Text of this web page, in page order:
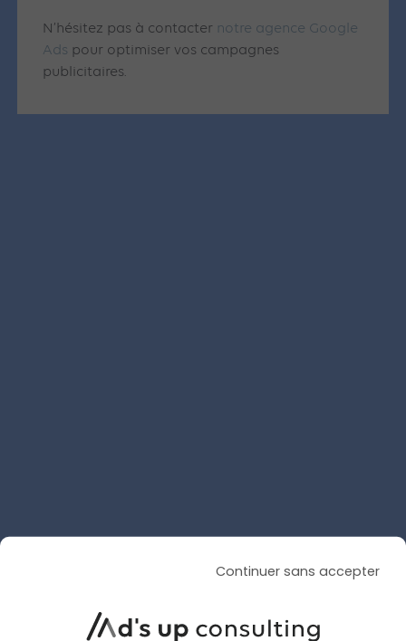
N’hésitez pas à contacter notre agence Google
Ads pour optimiser vos campagnes
publicitaires.
en 2026 : le comparatif des
Le 5 août 2026
Continuer sans accepter